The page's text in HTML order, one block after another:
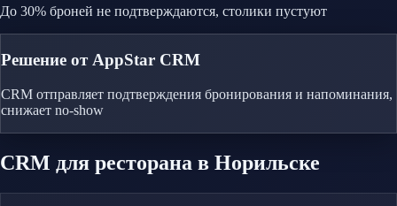
До 30% броней не подтверждаются, столики пустуют
Решение от AppStar CRM
CRM отправляет подтверждения бронирования и напоминания,
снижает no-show
CRM для ресторана в Норильске